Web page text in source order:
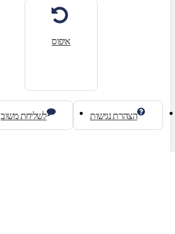
איפוס
הצהרת נגישות לשליחת משוב